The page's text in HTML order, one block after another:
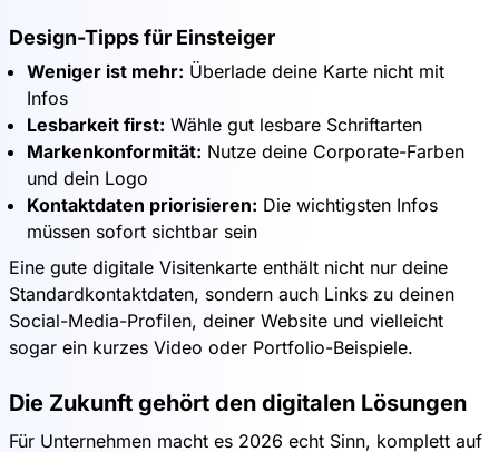
Design-Tipps für Einsteiger
Weniger ist mehr: Überlade deine Karte nicht mit
Infos
Lesbarkeit first: Wähle gut lesbare Schriftarten
Markenkonformität: Nutze deine Corporate-Farben
und dein Logo
Kontaktdaten priorisieren: Die wichtigsten Infos
müssen sofort sichtbar sein
Eine gute digitale Visitenkarte enthält nicht nur deine
Standardkontaktdaten, sondern auch Links zu deinen
Social-Media-Profilen, deiner Website und vielleicht
sogar ein kurzes Video oder Portfolio-Beispiele.
Die Zukunft gehört den digitalen Lösungen
Für Unternehmen macht es 2026 echt Sinn, komplett auf